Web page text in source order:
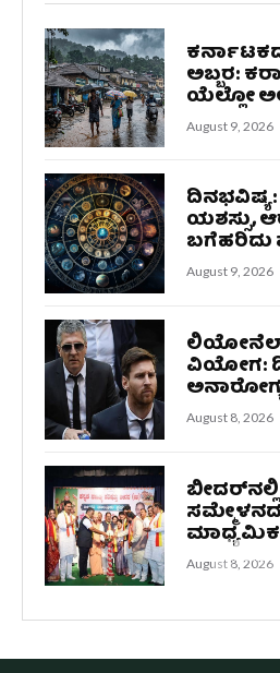
ಅಬ್ಬರ:
ಯೆಲ್ಲೋ
August 9, 2026
ದಿನಭವಿಷ್ಯ:
ಯಶಸ್ಸು,
ಬಗೆಹರಿದು
August 9, 2026
ಲಿಯೋನೆಲ್
ವಿಯೋಗ:
August 8, 2026
ಬೀದರ್‌ನಲ್ಲಿ
ಮಾಧ್ಯಮಿಕ
August 8, 2026